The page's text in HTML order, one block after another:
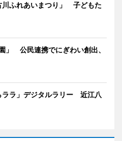
川ふれあいまつり」 子どもた
」 公民連携でにぎわい創出、
ララ」デジタルラリー 近江八